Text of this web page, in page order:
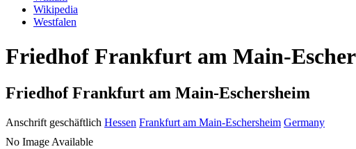
Wikipedia
Westfalen
Friedhof Frankfurt am Main-
Friedhof Frankfurt am Main-Eschersheim
Anschrift geschäftlich Hessen Frankfurt am Main-Eschersheim Germany
No Image Available